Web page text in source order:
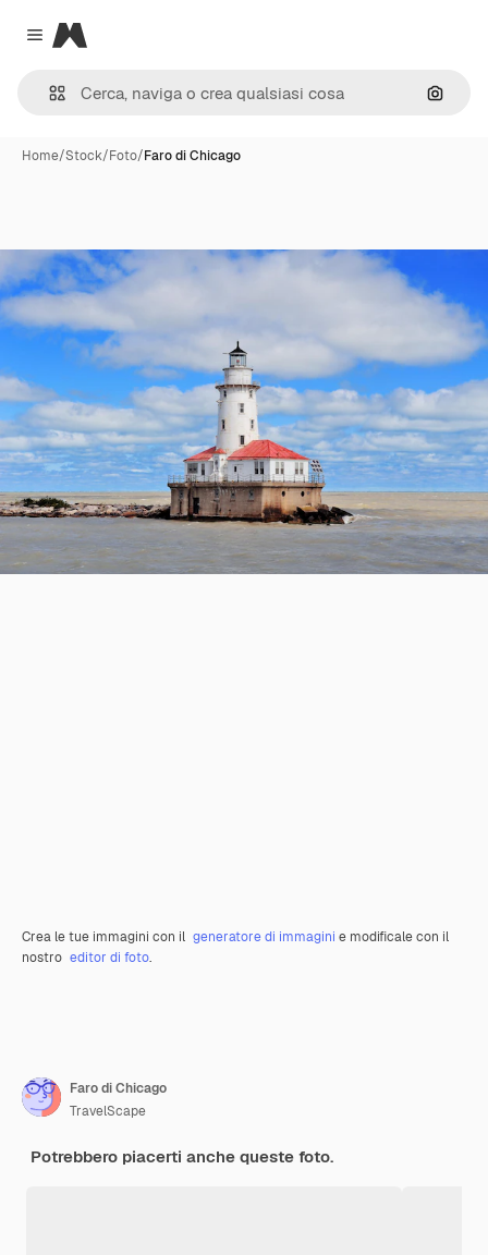
Close menu
Magnific
Cerca
Home/Stock/Foto/Faro di Chicago
Crea le tue immagini con il generatore di immagini e modificale con il
nostro editor di foto.
Faro di Chicago
TravelScape
Potrebbero piacerti anche queste foto.